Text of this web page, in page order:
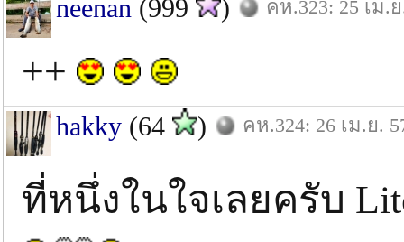
neenan (999 ) คห.323: 25 เม.
++
hakky (64 ) คห.324: 26 เม.ย.
ที่หนึ่งในใจเลยครับ